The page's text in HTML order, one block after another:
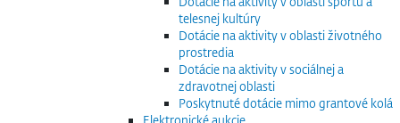
telesnej kultúry
Dotácie na aktivity v oblasti životného
prostredia
Dotácie na aktivity v sociálnej a
zdravotnej oblasti
Poskytnuté dotácie mimo grantové kolá
Elektronické aukcie